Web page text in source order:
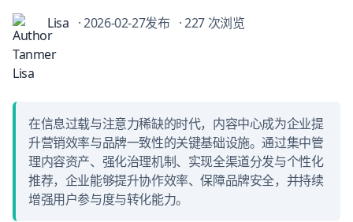
Lisa · 2026-02-27发布 · 227 次浏览
在信息过载与注意力稀缺的时代，内容中心成为企业提
升营销效率与品牌一致性的关键基础设施。通过集中管
理内容资产、强化治理机制、实现全渠道分发与个性化
推荐，企业能够提升协作效率、保障品牌安全，并持续
增强用户参与度与转化能力。